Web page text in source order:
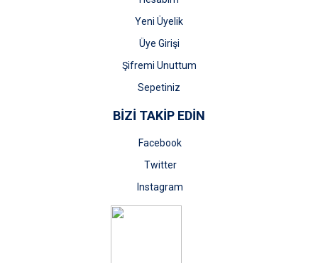
Yeni Üyelik
Üye Girişi
Şifremi Unuttum
Sepetiniz
BİZİ TAKİP EDİN
Facebook
Twitter
Instagram